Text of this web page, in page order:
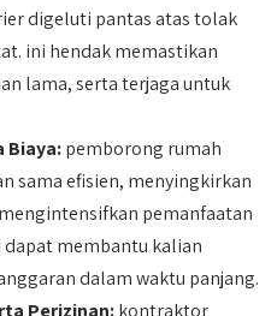
digeluti pantas atas tolak
ini hendak memastikan
lama, serta terjaga untuk
Biaya:pemborong rumah
sama efisien, menyingkirkan
pemanfaatan
membantu kalian
dalam waktu panjang.
Perizinan:kontraktor